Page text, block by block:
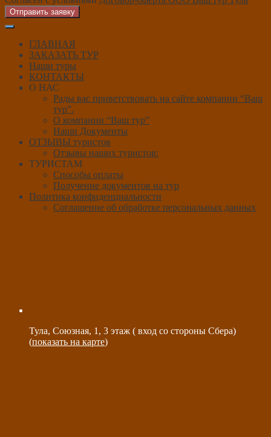
Отправить заявку
ГЛАВНАЯ
ЗАКАЗАТЬ ТУР
Наши туры
КОНТАКТЫ
О НАС
Рады вас приветствовать на сайте компании “Ваш
тур”.
О компании “Ваш тур”
Наши Документы
ОТЗЫВЫ туристов
Отзывы наших туристов:
ТУРИСТАМ
Способы оплаты
Получение документов на тур
Политика конфиденциальности
Соглашение об обработке персональных данных
Тула, Союзная, 1, 3 этаж ( вход со стороны Сбера)
(показать на карте)